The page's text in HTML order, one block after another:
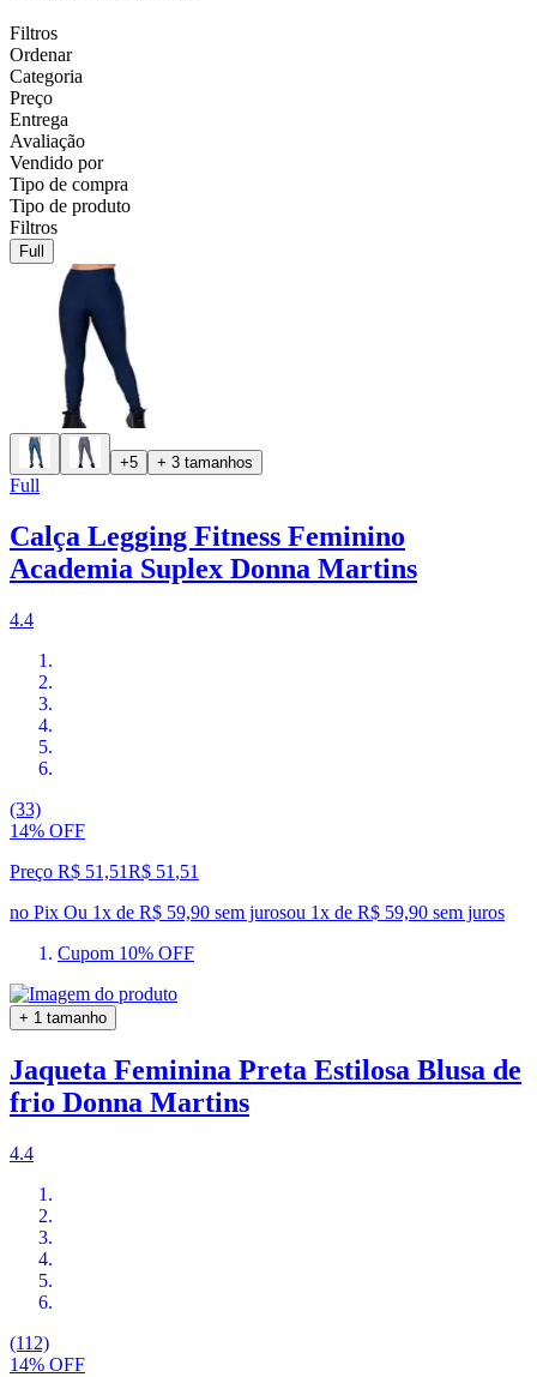
Filtros
Ordenar
Categoria
Preço
Entrega
Avaliação
Vendido por
Tipo de compra
Tipo de produto
Filtros
Full
+5 + 3 tamanhos
Full
Calça Legging Fitness Feminino
Academia Suplex Donna Martins
4.4
(33)
14% OFF
Preço R$ 51,51R$ 51 ,51
no Pix Ou 1x de R$ 59,90 sem jurosou 1x de R$ 59,90 sem juros
Cupom 10% OFF
+ 1 tamanho
Jaqueta Feminina Preta Estilosa Blusa de
frio Donna Martins
4.4
(112)
14% OFF